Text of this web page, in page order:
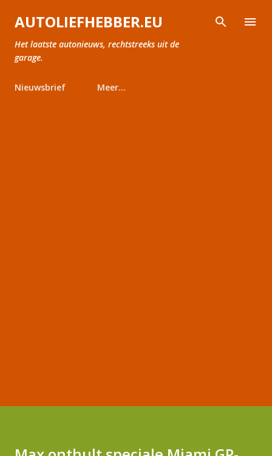
Doorgaan naar hoofdcontent
AUTOLIEFHEBBER.EU
Het laatste autonieuws, rechtstreeks uit de
garage.
Nieuwsbrief Meer…